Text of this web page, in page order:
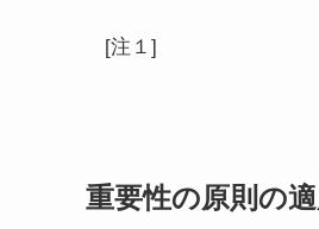
[注１]
重要性の原則の